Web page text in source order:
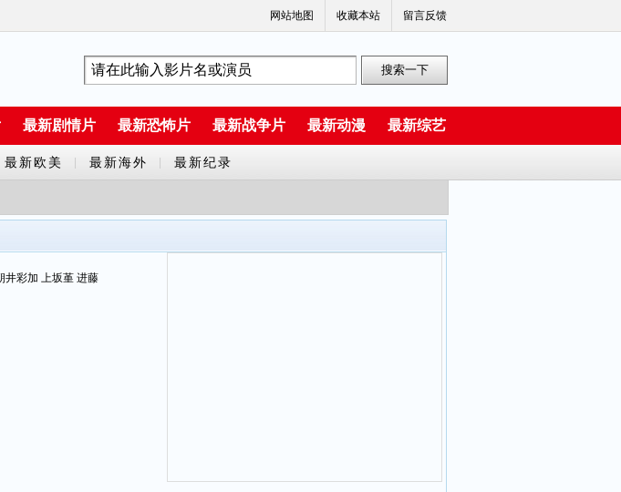
留言反馈
收藏本站
网站地图
最新剧情片 最新恐怖片 最新战争片 最新动漫 最新综艺
最新欧美 最新海外 最新纪录
彩加 上坂堇 进藤天音 三森铃子 高桥李依 Lynn 高尾奏音 石原夏织 竹达彩奈 千叶繁 上田祐司